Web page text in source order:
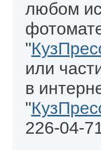
любом
"
или
в
"
226-04-